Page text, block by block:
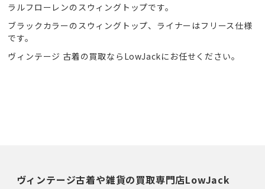
ラルフローレンのスウィングトップです。
ブラックカラーのスウィングトップ、ライナーはフリース仕様
です。
ヴィンテージ 古着の買取ならLowJackにお任せください。
ヴィンテージ古着や雑貨の買取専門店LowJack